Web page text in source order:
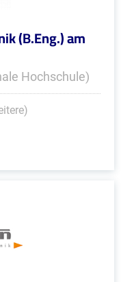
(B.Eng.) am
Hochschule)